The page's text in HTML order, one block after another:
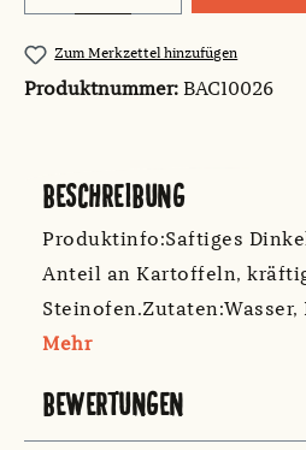
Zum Merkzettel hinzufügen
Produktnummer: BAC10026
BESCHREIBUNG
Produktinfo:Saftiges
Anteil an Kartoffeln,
Steinofen.Zutaten:Wasser,
Mehr
BEWERTUNGEN